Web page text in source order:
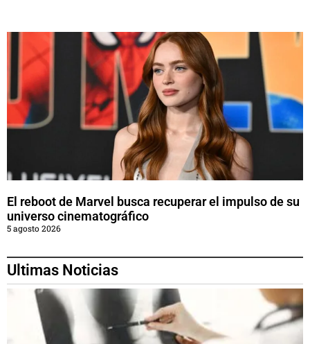
El reboot de Marvel busca recuperar el impulso de su
universo cinematográfico
5 agosto 2026
Ultimas Noticias